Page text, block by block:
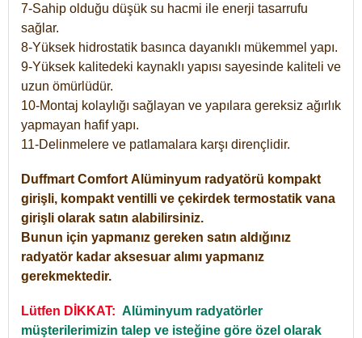
7-Sahip olduğu düşük su hacmi ile enerji tasarrufu
sağlar.
8-Yüksek hidrostatik basınca dayanıklı mükemmel yapı.
9-Yüksek kalitedeki kaynaklı yapısı sayesinde kaliteli ve
uzun ömürlüdür.
10-Montaj kolaylığı sağlayan ve yapılara gereksiz ağırlık
yapmayan hafif yapı.
11-Delinmelere ve patlamalara karşı dirençlidir.
Duffmart Comfort Alüminyum radyatörü kompakt
girişli, kompakt ventilli ve çekirdek termostatik vana
girişli olarak satın alabilirsiniz.
Bunun için yapmanız gereken satın aldığınız
radyatör kadar aksesuar alımı yapmanız
gerekmektedir.
Lütfen DİKKAT: Alüminyum radyatörler
müşterilerimizin talep ve isteğine göre özel olarak